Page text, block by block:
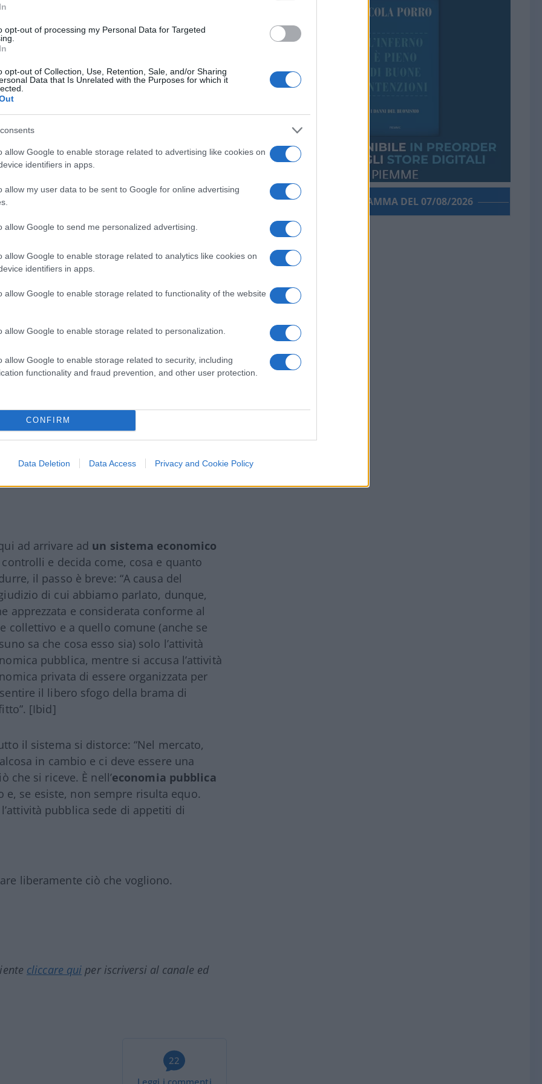
opt-out of processing my Personal Data for Targeted
opt-out of Collection, Use, Retention, Sale, and/or Sharing
Data that Is Unrelated with the Purposes for which it
allow Google to enable storage related to advertising like cookies on
identifiers in apps.
allow my user data to be sent to Google for online advertising
allow Google to send me personalized advertising.
allow Google to enable storage related to analytics like cookies on
identifiers in apps.
allow Google to enable storage related to functionality of the website
allow Google to enable storage related to personalization.
allow Google to enable storage related to security, including
functionality and fraud prevention, and other user protection.
CONFIRM
Data Deletion Data Access Privacy and Cookie Policy
dalla povertà e dalle difficoltà di
o culturali che nei secoli passati erano
“secondo i consumisti [….] consumi
qualità della vita degli umani e le
di dedicarsi maggiormente e con
la ricerca, l’arte, l’educazione dei figli,
né immorale, sostengono i
dei consumatori, i quali devono muoversi
calano
è sempre il socialismo
preferisco il mercato
ritiene che il consumatore lasciato
tentazioni: “Gli austeri, al contrario,
dei consumatori e che proibire le
argomento ha certamente un fondo
è dimostrata sempre diun’enorme
di coloro che, decidendo in vece nostra,
per rinforzare la nostra virtù. Nella
piuttosto gravi. Inoltre, spesso colui
se ne avvantaggia a sua volta a
ad arrivare ad un sistema economico
controlli e decida come, cosa e quanto
il passo è breve: “A causa del
di cui abbiamo parlato, dunque,
apprezzata e considerata conforme al
collettivo e a quello comune (anche se
sa che cosa esso sia) solo l’attività
pubblica, mentre si accusa l’attività
privata di essere organizzata per
il libero sfogo della brama di
[Ibid]
il sistema si distorce: “Nel mercato,
in cambio e ci deve essere una
che si riceve. È nell’economia pubblica
se esiste, non sempre risulta equo.
pubblica sede di appetiti di
liberamente ciò che vogliono.
cliccare qui per iscriversi al canale ed
22
PORROGRAMMA DEL 07/08/2026